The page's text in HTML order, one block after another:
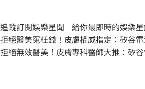
追蹤訂閱娛樂星聞 給你最即時的娛樂
拒絕醫美冤枉錢！皮膚權威指定：矽谷
拒絕無效醫美！皮膚專科醫師大推：矽